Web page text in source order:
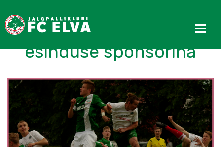
Tänavakivimees jätkab
esinduse sponsorina